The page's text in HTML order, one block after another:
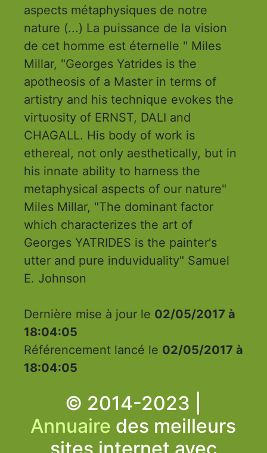
aspects métaphysiques de notre
nature (...) La puissance de la vision
de cet homme est éternelle " Miles
Millar, "Georges Yatrides is the
apotheosis of a Master in terms of
artistry and his technique evokes the
virtuosity of ERNST, DALI and
CHAGALL. His body of work is
ethereal, not only aesthetically, but in
his innate ability to harness the
metaphysical aspects of our nature"
Miles Millar, "The dominant factor
which characterizes the art of
Georges YATRIDES is the painter's
utter and pure induviduality" Samuel
E. Johnson
Dernière mise à jour le 02/05/2017 à
18:04:05
Référencement lancé le 02/05/2017 à
18:04:05
© 2014-2023 |
Annuaire des meilleurs